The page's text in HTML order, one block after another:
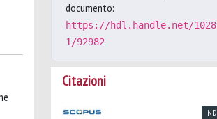
documento:
https://hdl.handle.net/1028
1/92982
Citazioni
ND